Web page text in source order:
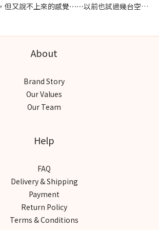
但又說不上來的感覺⋯⋯以前也試過幾台空氣
而且家裡最有感的幾個地方： 貓砂味道比較不
氣清淨機家電感 它有多種模式可設定自動模
己調整睡眠模式：晚上運轉很安靜， 幾乎沒有
掃 或是 有開窗時，需要加強淨化時 最喜歡的是
～空氣變舒服這件事，就這樣默默變成日常的
share/p/1bDAi7unci/ 延伸閱讀 | 新
體驗文杰Mr.Jay｜養貓也能享受好空氣，改善
護居家好空氣，貓砂異味自動淨化三寶媽小軒
呼吸健康，打造安心育兒空間星星家的日記｜
打造舒適生活空間Cynthia質感生活｜美型空氣
About
Brand Story
Our Values
Our Team
Help
FAQ
Delivery & Shipping
Payment
Return Policy
Terms & Conditions